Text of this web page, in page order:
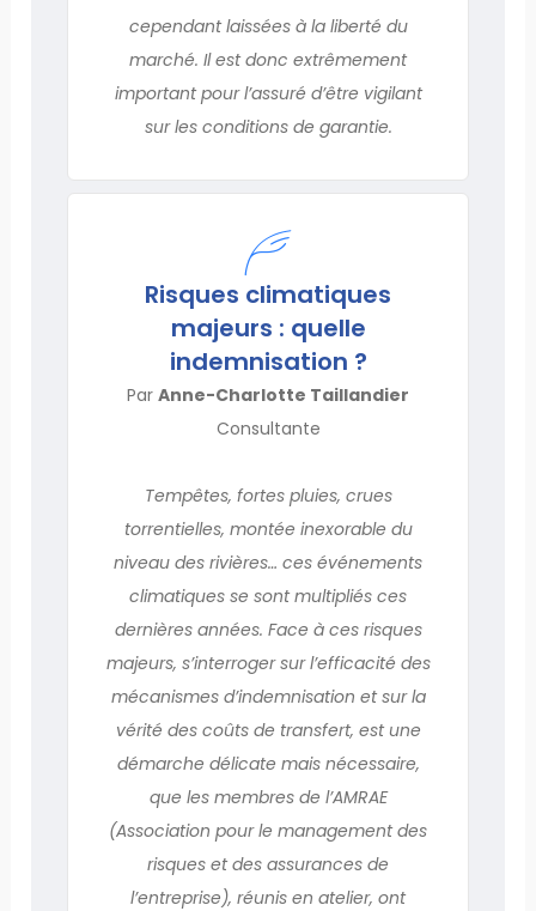
cependant laissées à la liberté du
marché. Il est donc extrêmement
important pour l’assuré d’être vigilant
sur les conditions de garantie.
Risques climatiques
majeurs : quelle
indemnisation ?
Par Anne-Charlotte Taillandier
Consultante
Tempêtes, fortes pluies, crues
torrentielles, montée inexorable du
niveau des rivières… ces événements
climatiques se sont multipliés ces
dernières années. Face à ces risques
majeurs, s’interroger sur l’efficacité des
mécanismes d’indemnisation et sur la
vérité des coûts de transfert, est une
démarche délicate mais nécessaire,
que les membres de l’AMRAE
(Association pour le management des
risques et des assurances de
l’entreprise), réunis en atelier, ont